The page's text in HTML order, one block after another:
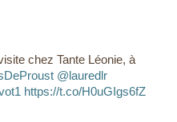
chez Tante Léonie, à
@lauredlr
https://t.co/H0uGIgs6fZ